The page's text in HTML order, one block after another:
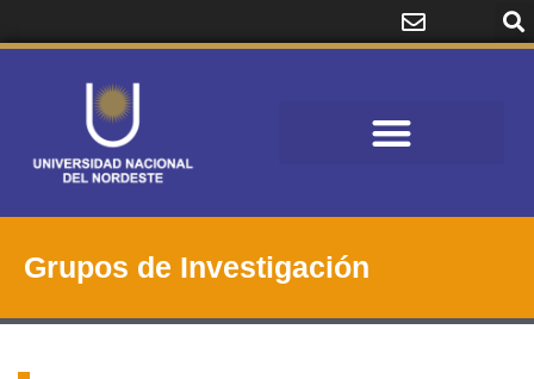
Grupos de Investigación